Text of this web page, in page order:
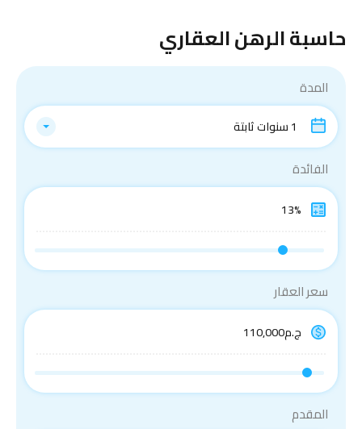
حاسبة الرهن العقاري
المدة
1 سنوات ثابتة
الفائدة
سعر العقار
المقدم